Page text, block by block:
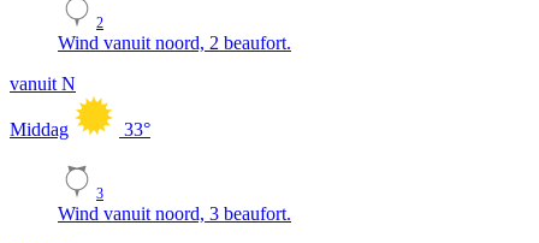
2
Wind vanuit noord, 2 beaufort.
vanuit N
Middag 33°
3
Wind vanuit noord, 3 beaufort.